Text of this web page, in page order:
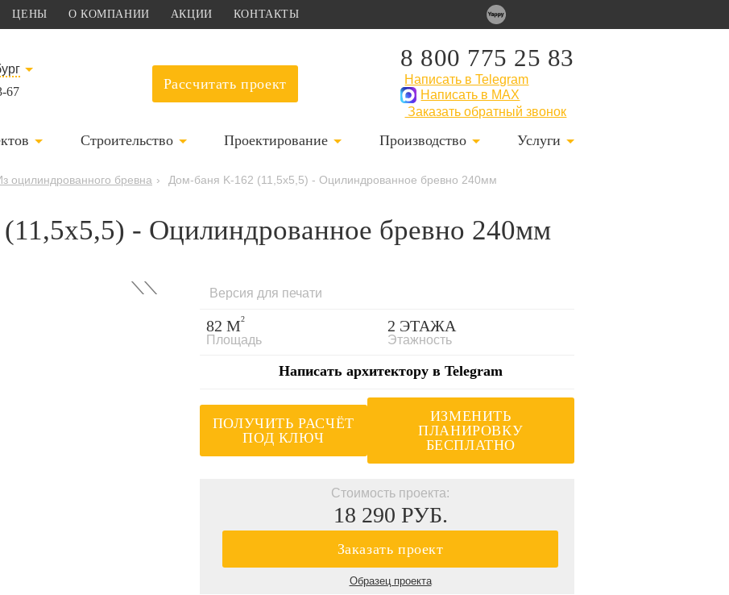
ЦЕНЫ О КОМПАНИИ АКЦИИ КОНТАКТЫ
67
Рассчитать проект
8 800 775 25 83
Написать в Telegram
Написать в MAX
Заказать обратный звонок
Строительство Проектирование Производство Услуги
оцилиндрованного бревна › Дом-баня K-162 (11,5х5,5) - Оцилиндрованное бревно 240мм
- Оцилиндрованное бревно 240мм
› Версия для печати
82 М2
Площадь
2 ЭТАЖА
Этажность
Написать архитектору в Telegram
ПОЛУЧИТЬ РАСЧЁТ
ПОД КЛЮЧ
ИЗМЕНИТЬ
ПЛАНИРОВКУ
БЕСПЛАТНО
Стоимость проекта:
18 290 РУБ.
Заказать проект
Образец проекта